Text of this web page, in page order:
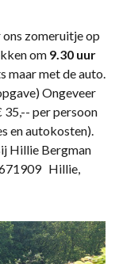
zomeruitje op
om 9.30 uur
maar met de auto.
Ongeveer
per persoon
en autokosten).
Hillie Bergman
Hillie,